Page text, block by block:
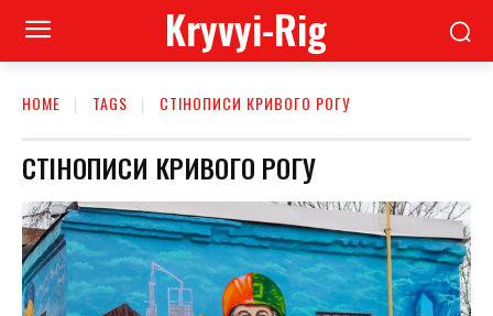
Kryvyi-Rig
HOME TAGS СТІНОПИСИ КРИВОГО РОГУ
СТІНОПИСИ КРИВОГО РОГУ